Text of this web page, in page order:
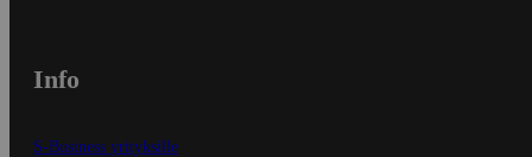
Info
S-Business yrityksille